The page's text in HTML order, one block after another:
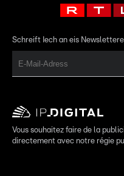
Schreift Iech an eis
Vous souhaitez faire de la
directement avec notre régie